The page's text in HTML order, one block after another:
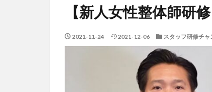
【新人女性整体師研
2021-11-24 2021-12-06 スタッフ研修チャ